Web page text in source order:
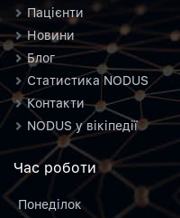
Пацієнти
Новини
Блог
Статистика NODUS
Контакти
NODUS у вікіпедії
Час роботи
Понеділок